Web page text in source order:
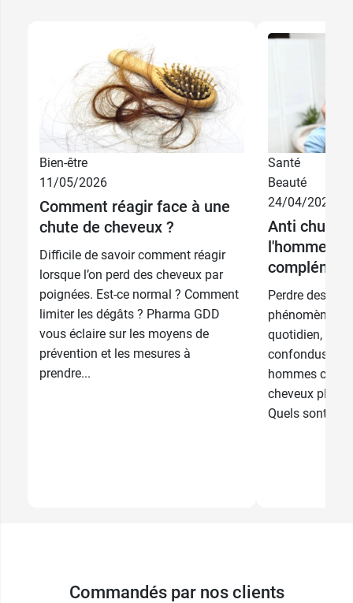
Bien-être
11/05/2026
Comment réagir face à une
chute de cheveux ?
Difficile de savoir comment réagir
lorsque l’on perd des cheveux par
poignées. Est-ce normal ? Comment
limiter les dégâts ? Pharma GDD
vous éclaire sur les moyens de
prévention et les mesures à
prendre...
Santé
Beauté
24/04/2025
Anti chute
l'homme :
Perdre des
phénomène
quotidien,
confondus.
hommes
cheveux plus
Quels sont les
Commandés par nos clients